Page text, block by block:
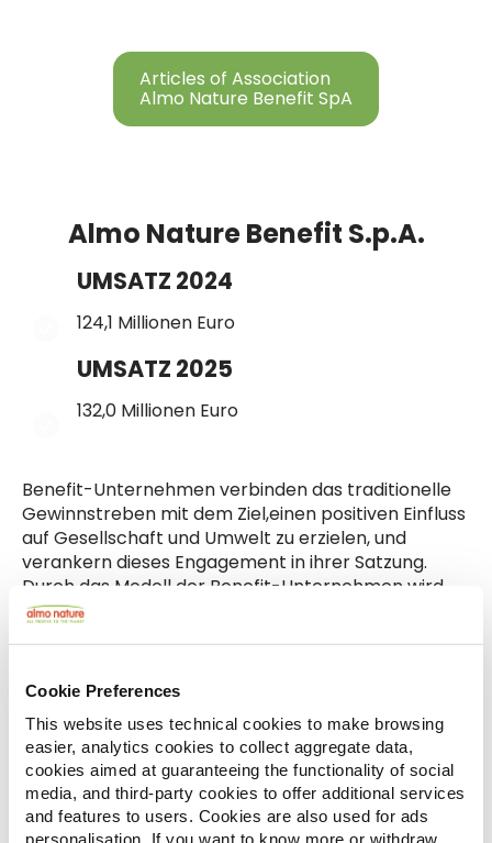
Cookie Preferences
This website uses technical cookies to make browsing
easier, analytics cookies to collect aggregate data,
cookies aimed at guaranteeing the functionality of social
media, and third-party cookies to offer additional services
and features to users. Cookies are also used for ads
personalisation. If you want to know more or withdraw
Articles of Association
Almo Nature Benefit SpA
Almo Nature Benefit S.p.A.
UMSATZ 2024
124,1 Millionen Euro
UMSATZ 2025
132,0 Millionen Euro
Benefit-Unternehmen verbinden das traditionelle
Gewinnstreben mit dem Ziel,einen positiven Einfluss
auf Gesellschaft und Umwelt zu erzielen, und
verankern dieses Engagement in ihrer Satzung.
Durch das Modell der Benefit-Unternehmen wird
Unternehmen ein radikaler Vorschlag für einen
vom wirtschaftlichen Ertrag für wenige (die
vieler, der gesamten Gemeinschaft. Almo Nature
gehört zu den ersten italienischen
Aktiengesellschaften, die sich 2018 entschieden
haben, ein Benefit-Unternehmen zu werden, indem
sie ihren Unternehmenszweck geändert und die